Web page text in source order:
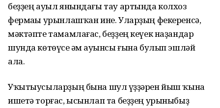
беҙҙең ауыл янындағы тау артында колхоз
фермаһы урынлашҡан ине. Уларҙың фекеренсә,
мәктәпте тамамлағас, беҙҙең кеүек наҙандар
шунда көтөүсе һәм һауынсы ғына булып эшләй
ала.
Уҡытыусыларҙың бына шул һүҙҙәрен йыш ҡына
ишетә торғас, ысынлап та беҙҙең урыныбыҙ